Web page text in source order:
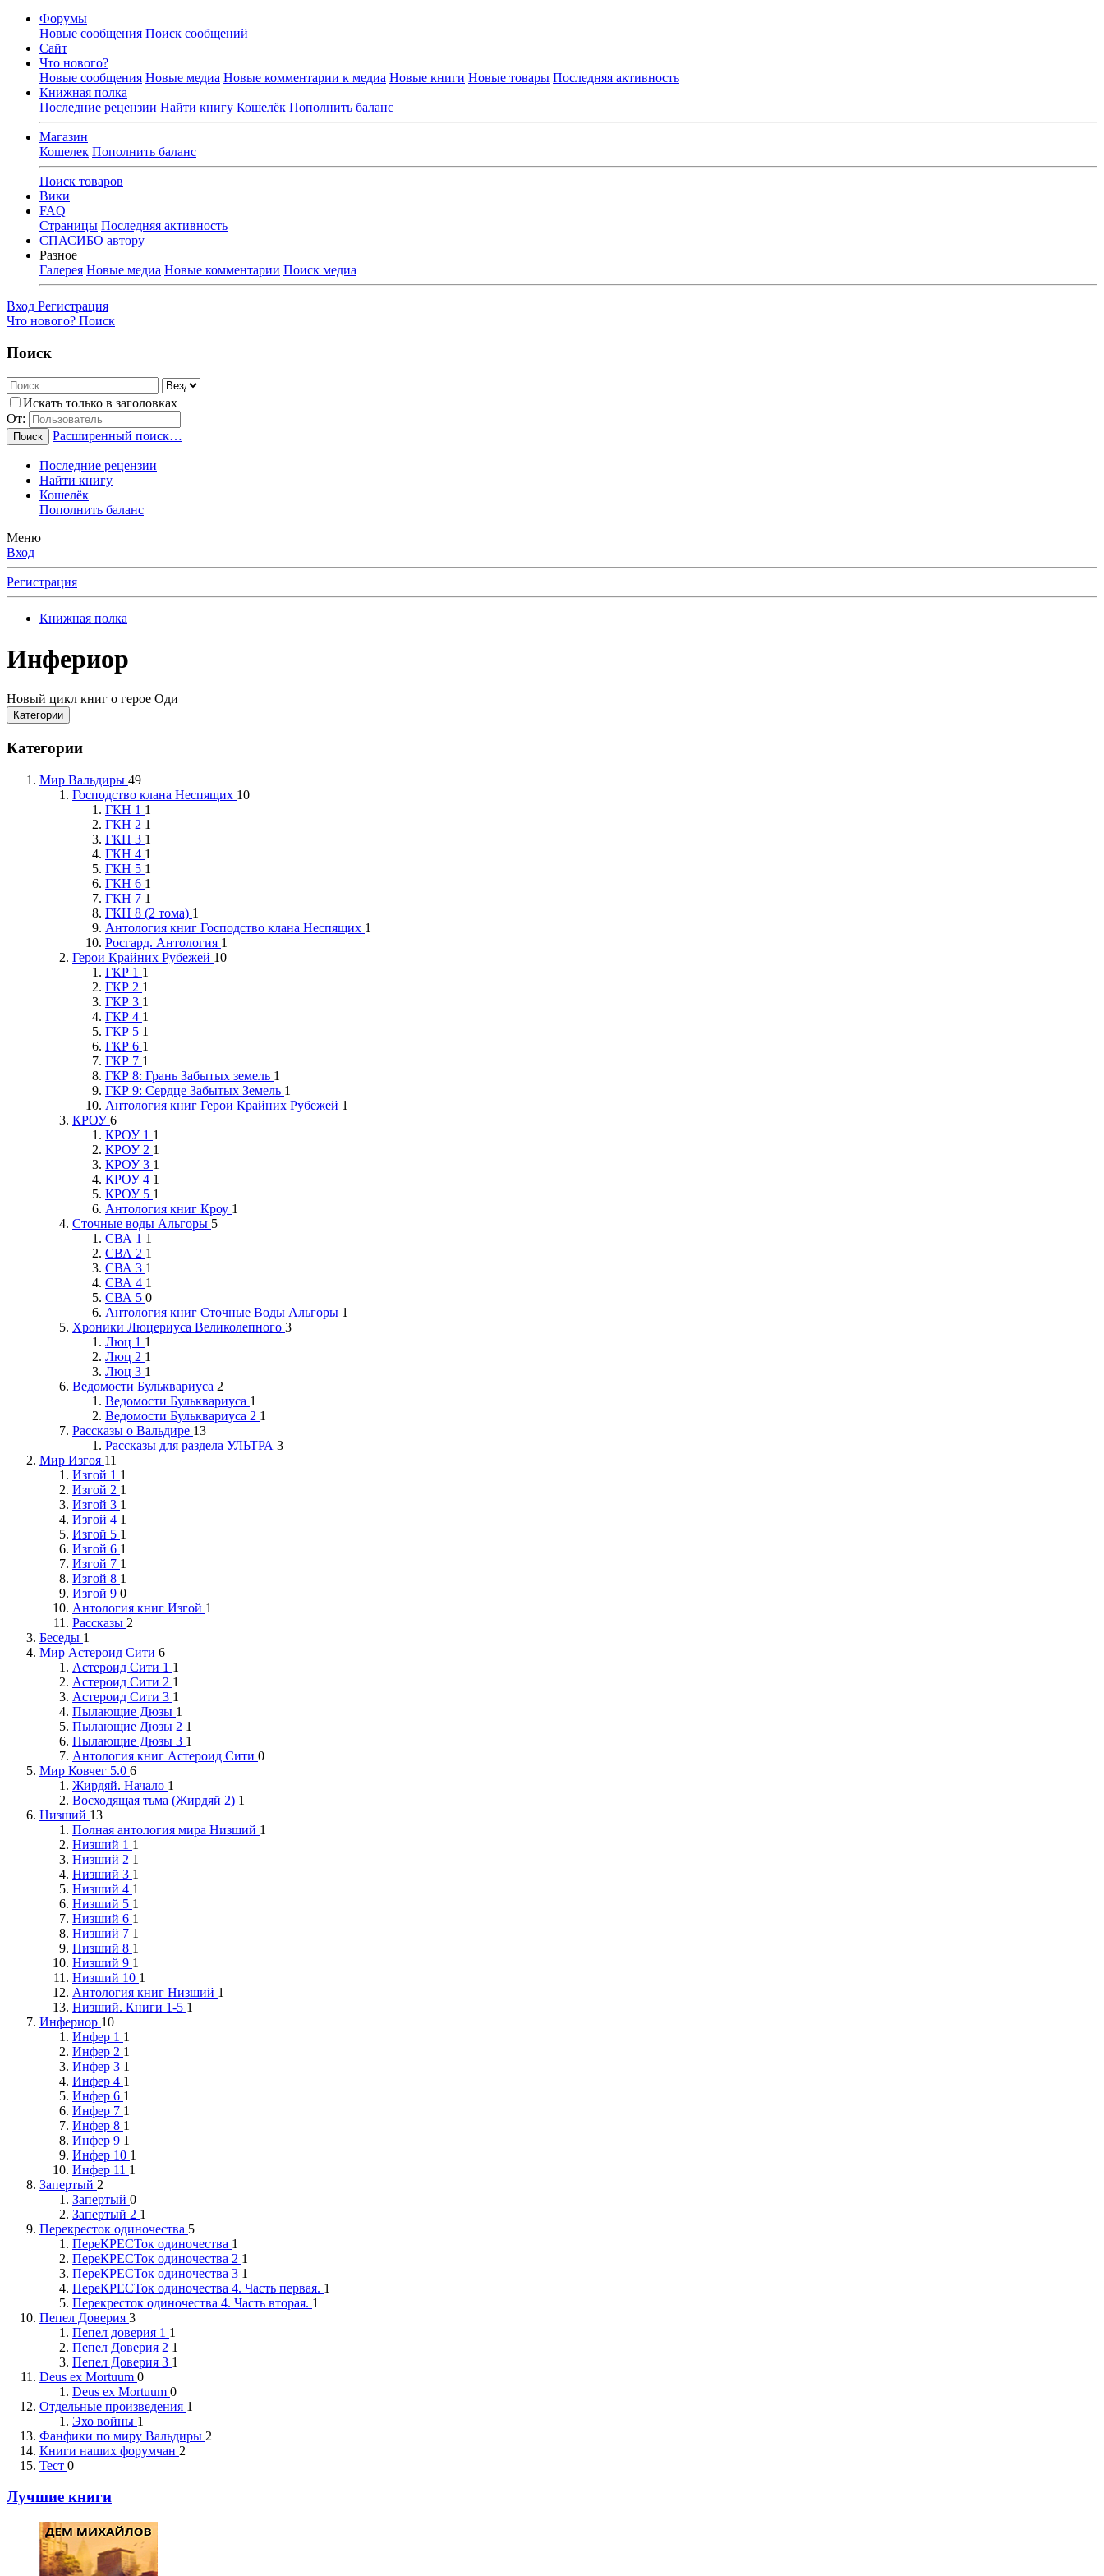
Форумы
Новые сообщения Поиск сообщений
Сайт
Что нового?
Новые сообщения Новые медиа Новые комментарии к медиа Новые книги Новые товары Последняя активность
Книжная полка
Последние рецензии Найти книгу Кошелёк Пополнить баланс
Магазин
Кошелек Пополнить баланс
Поиск товаров
Вики
FAQ
Страницы Последняя активность
СПАСИБО автору
Разное
Галерея Новые медиа Новые комментарии Поиск медиа
Вход Регистрация
Что нового? Поиск
Поиск
Искать только в заголовках
От:
Поиск Расширенный поиск…
Последние рецензии
Найти книгу
Кошелёк
Пополнить баланс
Меню
Вход
Регистрация
Книжная полка
Инфериор
Новый цикл книг о герое Оди
Категории
Категории
Мир Вальдиры 49
Господство клана Неспящих 10
ГКН 1 1
ГКН 2 1
ГКН 3 1
ГКН 4 1
ГКН 5 1
ГКН 6 1
ГКН 7 1
ГКН 8 (2 тома) 1
Антология книг Господство клана Неспящих 1
Росгард. Антология 1
Герои Крайних Рубежей 10
ГКР 1 1
ГКР 2 1
ГКР 3 1
ГКР 4 1
ГКР 5 1
ГКР 6 1
ГКР 7 1
ГКР 8: Грань Забытых земель 1
ГКР 9: Сердце Забытых Земель 1
Антология книг Герои Крайних Рубежей 1
КРОУ6
КРОУ 1 1
КРОУ 2 1
КРОУ 3 1
КРОУ 4 1
КРОУ 5 1
Антология книг Кроу 1
Сточные воды Альгоры 5
СВА 1 1
СВА 2 1
СВА 3 1
СВА 4 1
СВА 5 0
Антология книг Сточные Воды Альгоры 1
Хроники Люцериуса Великолепного 3
Люц 1 1
Люц 2 1
Люц 3 1
Ведомости Бульквариуса 2
Ведомости Бульквариуса 1
Ведомости Бульквариуса 2 1
Рассказы о Вальдире 13
Рассказы для раздела УЛЬТРА 3
Мир Изгоя 11
Изгой 1 1
Изгой 2 1
Изгой 3 1
Изгой 4 1
Изгой 5 1
Изгой 6 1
Изгой 7 1
Изгой 8 1
Изгой 9 0
Антология книг Изгой 1
Рассказы 2
Беседы 1
Мир Астероид Сити 6
Астероид Сити 1 1
Астероид Сити 2 1
Астероид Сити 3 1
Пылающие Дюзы 1
Пылающие Дюзы 2 1
Пылающие Дюзы 3 1
Антология книг Астероид Сити 0
Мир Ковчег 5.0 6
Жирдяй. Начало 1
Восходящая тьма (Жирдяй 2) 1
Низший 13
Полная антология мира Низший 1
Низший 1 1
Низший 2 1
Низший 3 1
Низший 4 1
Низший 5 1
Низший 6 1
Низший 7 1
Низший 8 1
Низший 9 1
Низший 10 1
Антология книг Низший 1
Низший. Книги 1-5 1
Инфериор 10
Инфер 1 1
Инфер 2 1
Инфер 3 1
Инфер 4 1
Инфер 6 1
Инфер 7 1
Инфер 8 1
Инфер 9 1
Инфер 10 1
Инфер 11 1
Запертый 2
Запертый 0
Запертый 2 1
Перекресток одиночества 5
ПереКРЕСТок одиночества 1
ПереКРЕСТок одиночества 2 1
ПереКРЕСТок одиночества 3 1
ПереКРЕСТок одиночества 4. Часть первая. 1
Перекресток одиночества 4. Часть вторая. 1
Пепел Доверия 3
Пепел доверия 1 1
Пепел Доверия 2 1
Пепел Доверия 3 1
Deus ex Mortuum 0
Deus ex Mortuum 0
Отдельные произведения 1
Эхо войны 1
Фанфики по миру Вальдиры 2
Книги наших форумчан 2
Тест 0
Лучшие книги